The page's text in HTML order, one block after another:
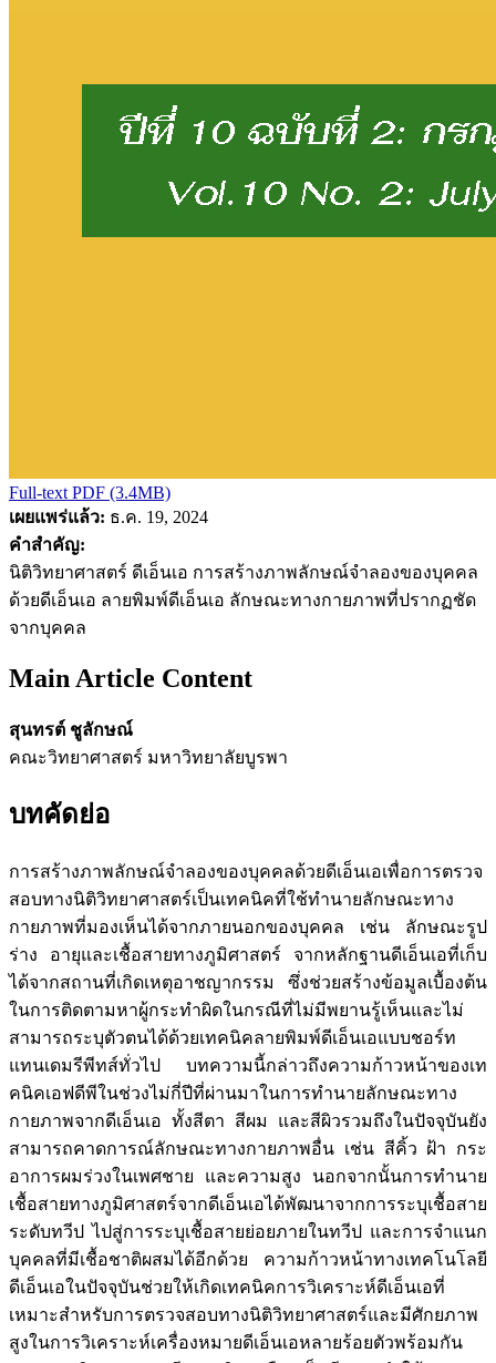
Full-text PDF (3.4MB)
เผยแพร่แล้ว: ธ.ค. 19, 2024
คำสำคัญ:
นิติวิทยาศาสตร์ ดีเอ็นเอ การสร้างภาพลักษณ์จำลองของบุคคล
ด้วยดีเอ็นเอ ลายพิมพ์ดีเอ็นเอ ลักษณะทางกายภาพที่ปรากฏชัด
จากบุคคล
Main Article Content
สุนทรต์ ชูลักษณ์
คณะวิทยาศาสตร์ มหาวิทยาลัยบูรพา
บทคัดย่อ
การสร้างภาพลักษณ์จำลองของบุคคลด้วยดีเอ็นเอเพื่อการตรวจ
สอบทางนิติวิทยาศาสตร์เป็นเทคนิคที่ใช้ทำนายลักษณะทาง
กายภาพที่มองเห็นได้จากภายนอกของบุคคล เช่น ลักษณะรูป
ร่าง อายุและเชื้อสายทางภูมิศาสตร์ จากหลักฐานดีเอ็นเอที่เก็บ
ได้จากสถานที่เกิดเหตุอาชญากรรม ซึ่งช่วยสร้างข้อมูลเบื้องต้น
ในการติดตามหาผู้กระทำผิดในกรณีที่ไม่มีพยานรู้เห็นและไม่
สามารถระบุตัวตนได้ด้วยเทคนิคลายพิมพ์ดีเอ็นเอแบบชอร์ท
แทนเดมรีพีทส์ทั่วไป บทความนี้กล่าวถึงความก้าวหน้าของเท
คนิคเอฟดีพีในช่วงไม่กี่ปีที่ผ่านมาในการทำนายลักษณะทาง
กายภาพจากดีเอ็นเอ ทั้งสีตา สีผม และสีผิวรวมถึงในปัจจุบันยัง
สามารถคาดการณ์ลักษณะทางกายภาพอื่น เช่น สีคิ้ว ฝ้า กระ
อาการผมร่วงในเพศชาย และความสูง นอกจากนั้นการทำนาย
เชื้อสายทางภูมิศาสตร์จากดีเอ็นเอได้พัฒนาจากการระบุเชื้อสาย
ระดับทวีป ไปสู่การระบุเชื้อสายย่อยภายในทวีป และการจำแนก
บุคคลที่มีเชื้อชาติผสมได้อีกด้วย ความก้าวหน้าทางเทคโนโลยี
ดีเอ็นเอในปัจจุบันช่วยให้เกิดเทคนิคการวิเคราะห์ดีเอ็นเอที่
เหมาะสำหรับการตรวจสอบทางนิติวิทยาศาสตร์และมีศักยภาพ
สูงในการวิเคราะห์เครื่องหมายดีเอ็นเอหลายร้อยตัวพร้อมกัน